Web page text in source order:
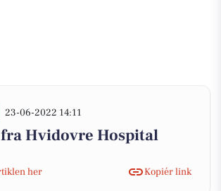
23-06-2022 14:11
Hvidovre Hospital
her Kopiér link